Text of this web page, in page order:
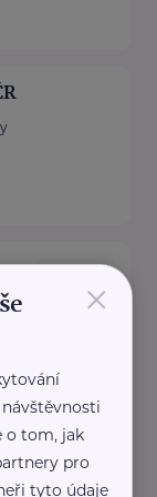
×
o tom, jak
pro
tyto údaje